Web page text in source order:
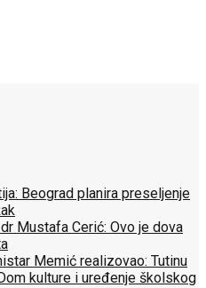
Beograd planira preseljenje
Mustafa Cerić: Ovo je dova
Memić realizovao: Tutinu
kulture i uređenje školskog